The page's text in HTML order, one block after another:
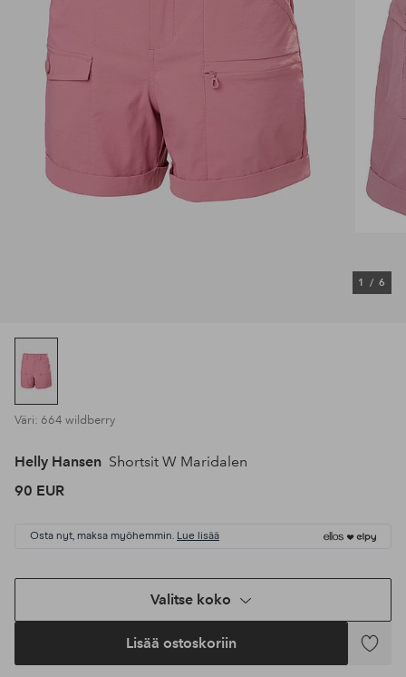
1 / 6
Väri: 664 wildberry
Helly Hansen Shortsit W Maridalen
90 EUR
Osta nyt, maksa myöhemmin. Lue lisää
Valitse koko
Lisää ostoskoriin
Lisää